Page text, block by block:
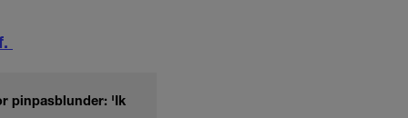
pinpasblunder: 'Ik